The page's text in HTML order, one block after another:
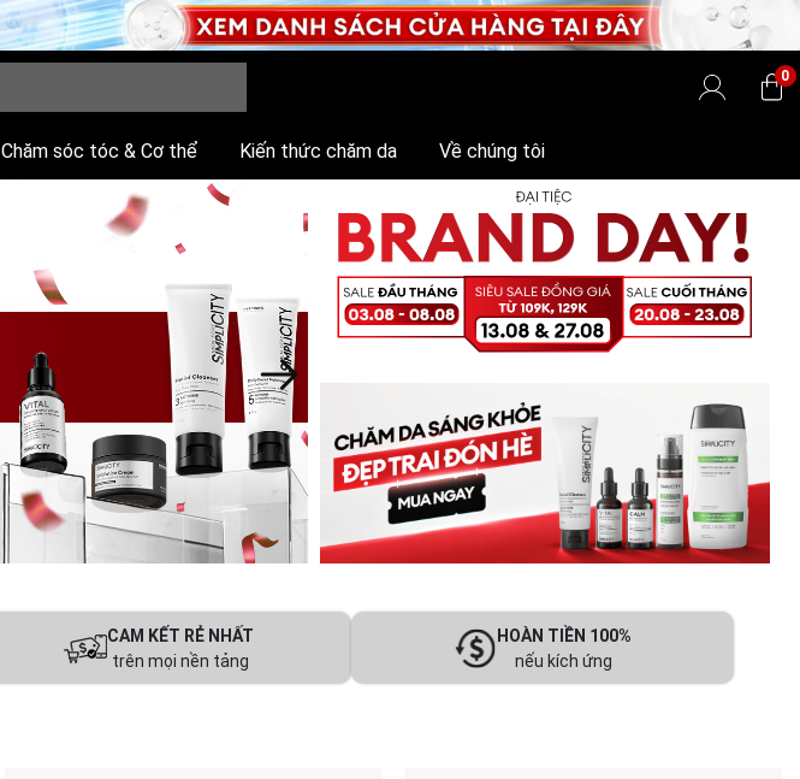
0
Chăm sóc tóc & Cơ thể Kiến thức chăm da Về chúng tôi
CAM KẾT RẺ NHẤT
trên mọi nền tảng
HOÀN TIỀN 100%
nếu kích ứng